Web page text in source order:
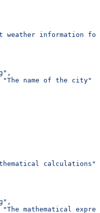
weather information
,
"The name of the city"
calculations"
,
"The mathematical